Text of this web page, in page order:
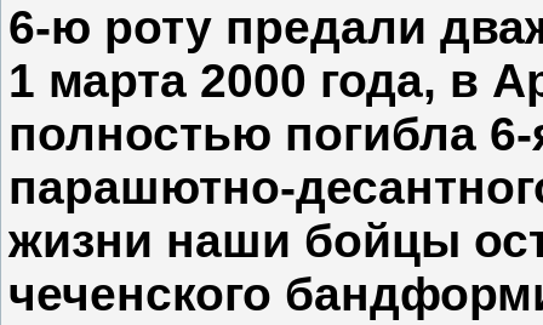
6-ю роту предали
1 марта 2000 года, в
полностью погибла 6-
парашютно-
жизни наши бойцы
чеченского